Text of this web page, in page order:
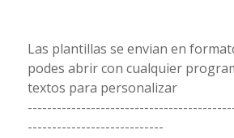
Las plantillas se envian en
podes abrir con cualquier
textos para personalizar
----------------------------